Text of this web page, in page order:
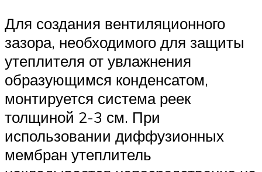
Для создания вентиляционного
зазора, необходимого для защиты
утеплителя от увлажнения
образующимся конденсатом,
монтируется система реек
толщиной 2-3 см. При
использовании диффузионных
мембран утеплитель